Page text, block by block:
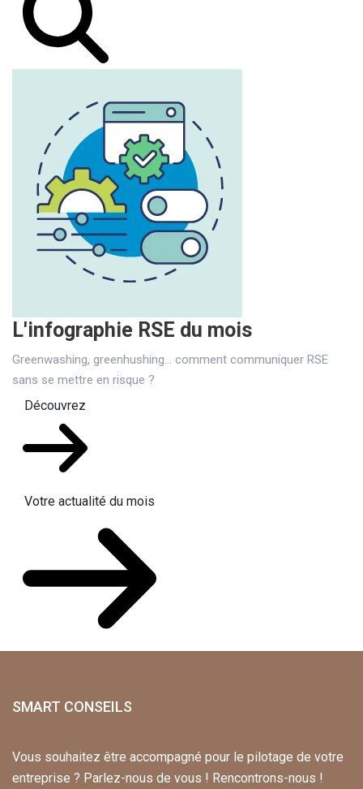
L'infographie RSE du mois
Greenwashing, greenhushing… comment communiquer RSE
sans se mettre en risque ?
Découvrez
Votre actualité du mois
SMART CONSEILS
Vous souhaitez être accompagné pour le pilotage de votre
entreprise ? Parlez-nous de vous ! Rencontrons-nous !